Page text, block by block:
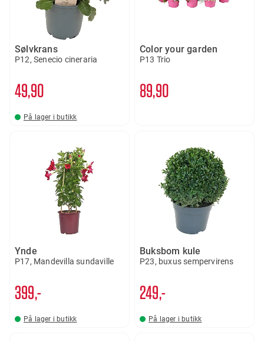
Sølvkrans
P12, Senecio cineraria
49 90
På lager i butikk
Color your garden
P13 Trio
89 90
Ynde
P17, Mandevilla sundaville
399,-
På lager i butikk
Buksbom kule
P23, buxus sempervirens
249,-
På lager i butikk